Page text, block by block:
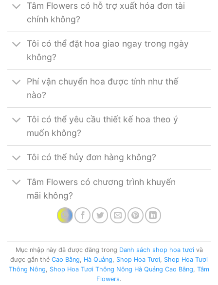
Tâm Flowers có hỗ trợ xuất hóa đơn tài
chính không?
Tôi có thể đặt hoa giao ngay trong ngày
không?
Phí vận chuyển hoa được tính như thế
nào?
Tôi có thể yêu cầu thiết kế hoa theo ý
muốn không?
Tôi có thể hủy đơn hàng không?
Tâm Flowers có chương trình khuyến
mãi không?
Mục nhập này đã được đăng trong Danh sách shop hoa tươivà
được gắn thẻ Cao Bằng Hà Quảng Shop Hoa Tươi Shop Hoa Tươi
Thông Nông
Shop Hoa Tươi Thông Nông Hà Quảng Cao Bằng Tâm
Flowers.